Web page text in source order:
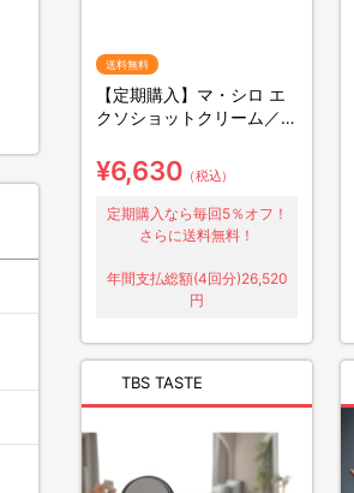
送料無料
【定期購入】マ・シロ エ
クソショットクリーム／2
¥6,630 （税込）
定期購入なら毎回5％オフ！
さらに送料無料！
年間支払総額(4回分)26,520
円
TBS TASTE